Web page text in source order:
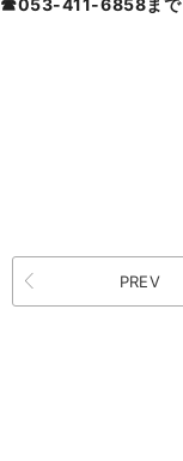
☎053-411-6858まで
PREV